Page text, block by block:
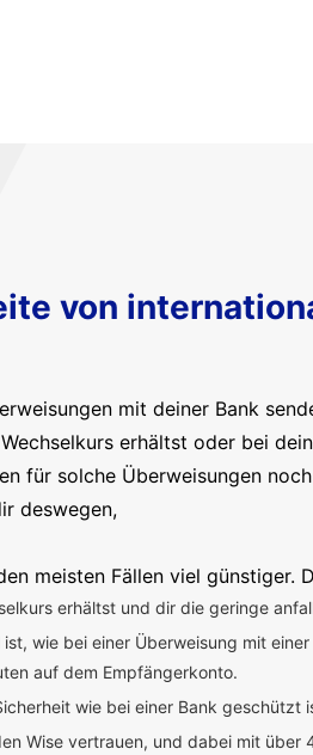
von
mit deiner Bank
erhältst oder bei
für solche Überweisungen
deswegen,
meisten Fällen viel günstiger.
erhältst und dir die geringe
wie bei einer Überweisung mit
auf dem Empfängerkonto.
wie bei einer Bank geschützt
Wise vertrauen, und dabei mit